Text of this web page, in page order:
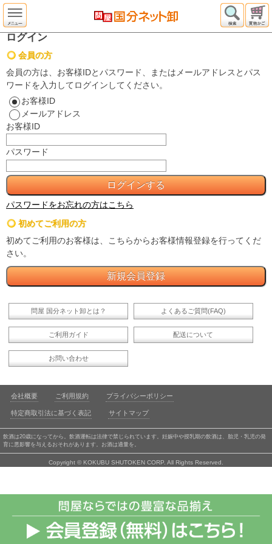
ログイン
会員の方
会員の方は、お客様IDとパスワード、またはメールアドレスとパス
ワードを入力してログインしてください。
お客様ID
メールアドレス
お客様ID
パスワード
パスワードをお忘れの方はこちら
初めてご利用の方
初めてご利用のお客様は、こちらからお客様情報登録を行ってくだ
さい。
問屋 国分ネット卸とは？ よくあるご質問(FAQ)
ご利用ガイド 配送について
お問い合わせ
会社概要 ご利用規約 プライバシーポリシー
特定商取引法に基づく表記 サイトマップ
飲酒は20歳になってから。飲酒運転は法律で禁じられています。妊娠中や授乳期の飲酒は、胎児・乳児の発
育に悪影響を与えるおそれがあります。お酒は適量を。
Copyright © KOKUBU SHUTOKEN CORP. All Rights Reserved.